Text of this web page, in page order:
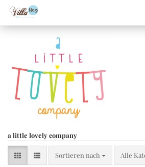
a little lovely company
Sortieren nach
Sortieren nach Alle